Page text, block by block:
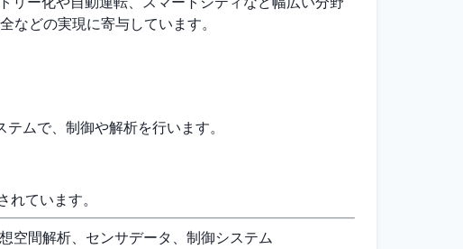
どの実現に寄与しています。
ムで、制御や解析を行います。
ています。
空間解析、センサデータ、制御システム